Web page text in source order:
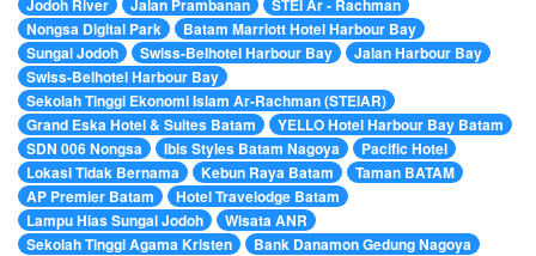
Nongsa Digital Park
Batam Marriott Hotel Harbour Bay
Sungai Jodoh
Swiss-Belhotel Harbour Bay
Jalan Harbour Bay
Swiss-Belhotel Harbour Bay
Sekolah Tinggi Ekonomi Islam Ar-Rachman (STEIAR)
Grand Eska Hotel & Suites Batam
YELLO Hotel Harbour Bay Batam
SDN 006 Nongsa
Ibis Styles Batam Nagoya
Pacific Hotel
Lokasi Tidak Bernama
Kebun Raya Batam
Taman BATAM
AP Premier Batam
Hotel Travelodge Batam
Lampu Hias Sungai Jodoh
Wisata ANR
Sekolah Tinggi Agama Kristen
Bank Danamon Gedung Nagoya